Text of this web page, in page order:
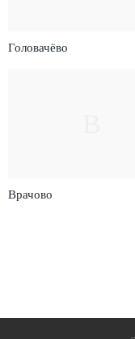
Головачёво
Врачово